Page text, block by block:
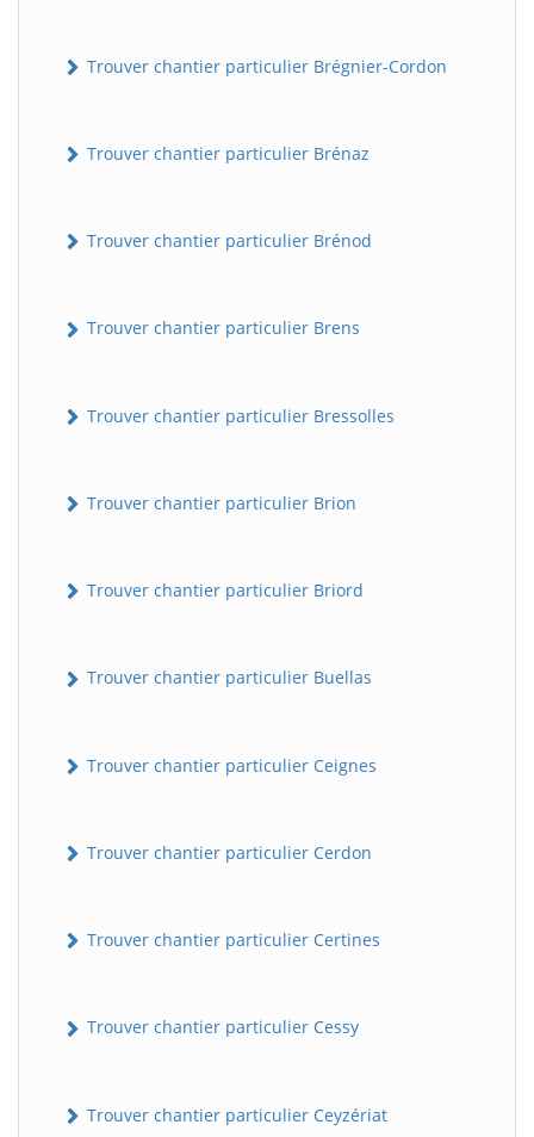
Trouver chantier particulier Brégnier-Cordon
Trouver chantier particulier Brénaz
Trouver chantier particulier Brénod
Trouver chantier particulier Brens
Trouver chantier particulier Bressolles
Trouver chantier particulier Brion
Trouver chantier particulier Briord
Trouver chantier particulier Buellas
Trouver chantier particulier Ceignes
Trouver chantier particulier Cerdon
Trouver chantier particulier Certines
Trouver chantier particulier Cessy
Trouver chantier particulier Ceyzériat